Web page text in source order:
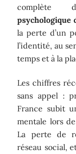
complète
psychologique
la perte d’un
l’identité, au
temps et à la
Les chiffres
sans appel :
France subit
mentale lors
La perte de
réseau social,